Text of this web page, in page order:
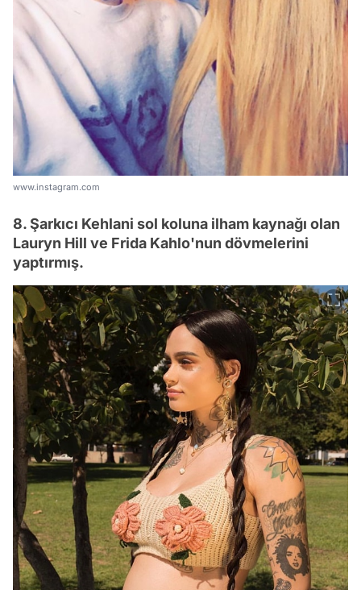
www.instagram.com
8. Şarkıcı Kehlani sol koluna ilham kaynağı olan
Lauryn Hill ve Frida Kahlo'nun dövmelerini
yaptırmış.